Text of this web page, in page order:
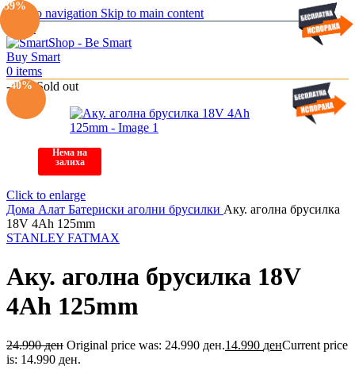
Skip to navigation Skip to main content
0 items
-40% Sold out
Нема на
залиха
-40%
Click to enlarge
Дома Алат Батериски аголни брусилки Аку. аголна брусилка
18V 4Ah 125mm
STANLEY FATMAX
Аку. аголна брусилка 18V
4Ah 125mm
24.990ден Original price was: 24.990 ден.14.990 денCurrent price
is: 14.990 ден.
-19%
-39%